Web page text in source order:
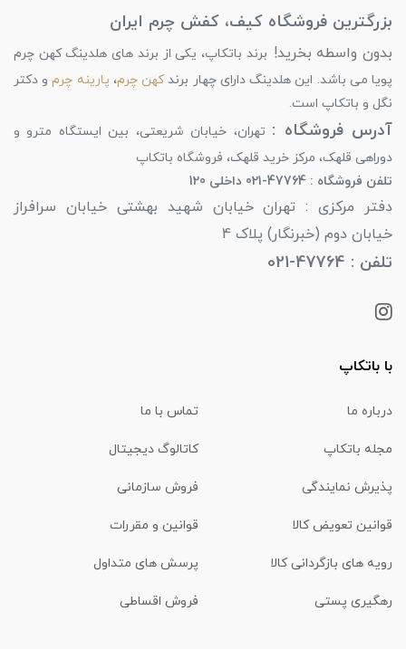
بزرگترین فروشگاه کیف، کفش چرم ایران
بدون واسطه بخرید! برند باتکاپ، یکی از برند های هلدینگ کهن چرم
پویا می باشد. این هلدینگ دارای چهار برندکهن چرم، پارینه چرمو دکتر
نگل و باتکاپ است.
آدرس فروشگاه : تهران، خیابان شریعتی، بین ایستگاه مترو و
دوراهی قلهک، مرکز خرید قلهک، فروشگاه باتکاپ
تلفن فروشگاه : 47764-021 داخلی 120
دفتر مرکزی : تهران خیابان شهید بهشتی خیابان سرافراز
خیابان دوم (خبرنگار) پلاک 4
تلفن : 47764-021
با باتکاپ
درباره ما تماس با ما
مجله باتکاپ کاتالوگ دیجیتال
پذیرش نمایندگی فروش سازمانی
قوانین تعویض کالا قوانین و مقررات
رویه های بازگردانی کالا پرسش های متداول
رهگیری پستی فروش اقساطی